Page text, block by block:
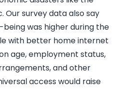
Our survey data also say
was higher during the
with better home internet
age, employment status,
and other
access would raise